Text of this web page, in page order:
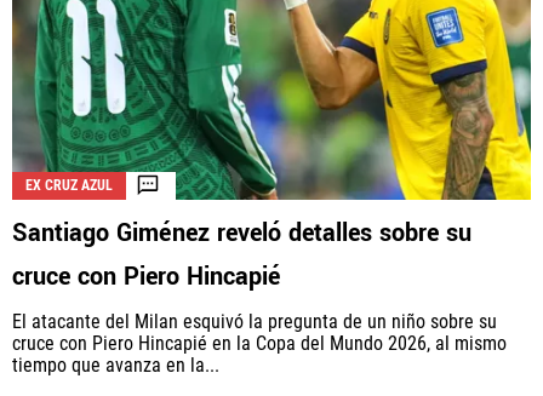
EX CRUZ AZUL
Santiago Giménez reveló detalles sobre su
cruce con Piero Hincapié
El atacante del Milan esquivó la pregunta de un niño sobre su
cruce con Piero Hincapié en la Copa del Mundo 2026, al mismo
tiempo que avanza en la...